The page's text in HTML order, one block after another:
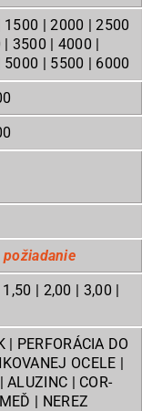
1500 | 2000 | 2500
| 3500 | 4000 |
5000 | 5500 | 6000
| 2,00 | 3,00 |
| PERFORÁCIA DO
OCELE |
ALUZINC | COR-
| NEREZ